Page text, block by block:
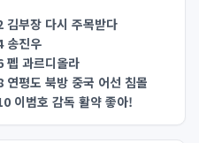
김부장 다시 주목받다
송진우
펩 과르디올라
연평도 북방 중국 어선 침몰
이범호 감독 활약 좋아!